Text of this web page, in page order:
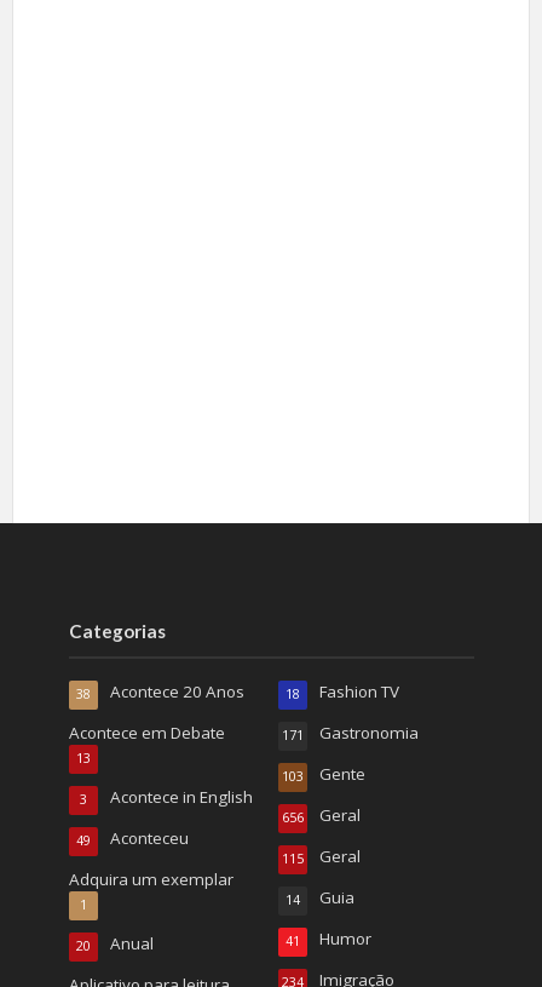
Categorias
Acontece 20 Anos
38
Acontece em Debate
13
Acontece in English
3
Aconteceu
49
Adquira um exemplar
1
Anual
20
Fashion TV
18
Gastronomia
171
Gente
103
Geral
656
Geral
115
Guia
14
Humor
41
Imigração
234